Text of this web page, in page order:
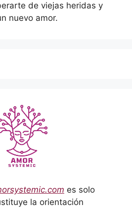
de viejas heridas y
nuevo amor.
es solo
la orientación